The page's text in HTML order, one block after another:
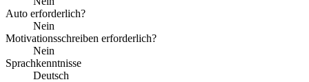
Auto erforderlich?
Nein
Motivationsschreiben erforderlich?
Nein
Sprachkenntnisse
Deutsch